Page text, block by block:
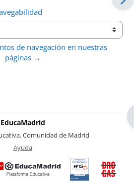
de navegación en nuestras
páginas →
EducaMadrid
Comunidad de Madrid
Ayuda
Certificación
de
conformidad
con el del